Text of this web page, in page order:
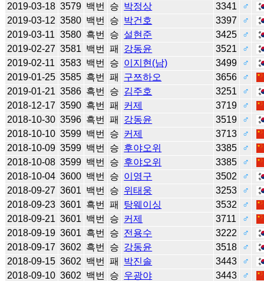
2019-03-18 3579 백번 승 박정상 3341
♂
2019-03-12 3580 백번 승 박건호 3397
♂
2019-03-11 3580 흑번 승 설현준 3425
♂
2019-02-27 3581 백번 패 강동윤 3521
♂
2019-02-11 3583 백번 승 이지현(남) 3499
♂
2019-01-25 3585 흑번 패 구쯔하오 3656
♂
2019-01-21 3586 흑번 승 김주호 3251
♂
2018-12-17 3590 흑번 패 커제 3719
♂
2018-10-30 3596 흑번 패 강동윤 3519
♂
2018-10-10 3599 백번 승 커제 3713
♂
2018-10-09 3599 백번 승 후야오위 3385
♂
2018-10-08 3599 백번 승 후야오위 3385
♂
2018-10-04 3600 백번 승 이영구 3502
♂
2018-09-27 3601 백번 승 위태웅 3253
♂
2018-09-23 3601 흑번 패 탕웨이싱 3532
♂
2018-09-21 3601 백번 승 커제 3711
♂
2018-09-19 3601 흑번 승 전용수 3222
♂
2018-09-17 3602 흑번 승 강동윤 3518
♂
2018-09-15 3602 백번 패 박진솔 3443
♂
2018-09-10 3602 백번 승 우광야 3443
♂